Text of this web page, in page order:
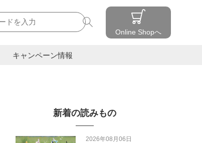
Online Shopへ
検索
キャンペーン情報
新着の読みもの
2026年08月06日